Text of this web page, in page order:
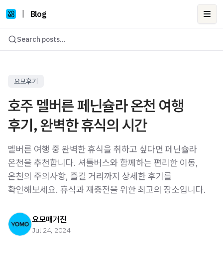
Blog
Search posts...
요모후기
호주 멜버른 페닌슐라 온천 여행
후기, 완벽한 휴식의 시간
멜버른 여행 중 완벽한 휴식을 취하고 싶다면 페닌슐라
온천을 추천합니다. 셔틀버스와 함께하는 편리한 이동,
온천의 주의사항, 즐길 거리까지 상세한 후기를
확인해보세요. 휴식과 재충전을 위한 최고의 장소입니다.
요모매거진
Jul 24, 2024